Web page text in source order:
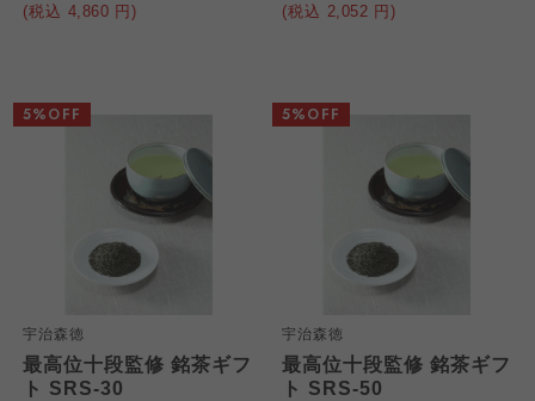
(税込 4,860 円)
(税込 2,052 円)
宇治森徳
最高位十段監修 銘茶ギフ
ト SRS-30
5%OFF
宇治森徳
最高位十段監修 銘茶ギフ
ト SRS-50
5%OFF